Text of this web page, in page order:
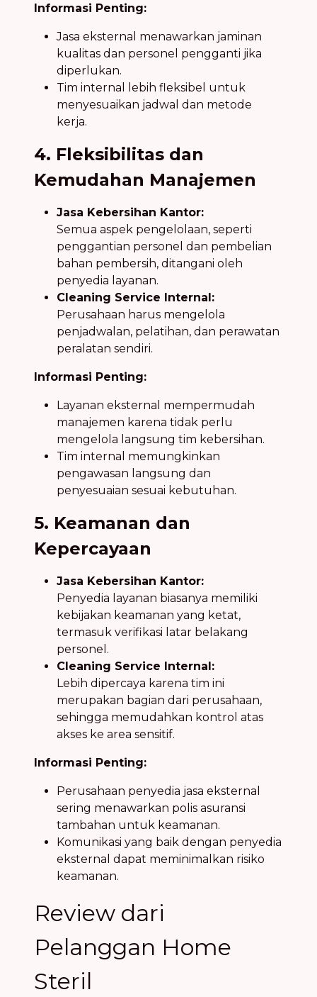
Informasi Penting:
Jasa eksternal menawarkan jaminan
kualitas dan personel pengganti jika
diperlukan.
Tim internal lebih fleksibel untuk
menyesuaikan jadwal dan metode
kerja.
4. Fleksibilitas dan
Kemudahan Manajemen
Jasa Kebersihan Kantor:
Semua aspek pengelolaan, seperti
penggantian personel dan pembelian
bahan pembersih, ditangani oleh
penyedia layanan.
Cleaning Service Internal:
Perusahaan harus mengelola
penjadwalan, pelatihan, dan perawatan
peralatan sendiri.
Informasi Penting:
Layanan eksternal mempermudah
manajemen karena tidak perlu
mengelola langsung tim kebersihan.
Tim internal memungkinkan
pengawasan langsung dan
penyesuaian sesuai kebutuhan.
5. Keamanan dan
Kepercayaan
Jasa Kebersihan Kantor:
Penyedia layanan biasanya memiliki
kebijakan keamanan yang ketat,
termasuk verifikasi latar belakang
personel.
Cleaning Service Internal:
Lebih dipercaya karena tim ini
merupakan bagian dari perusahaan,
sehingga memudahkan kontrol atas
akses ke area sensitif.
Informasi Penting:
Perusahaan penyedia jasa eksternal
sering menawarkan polis asuransi
tambahan untuk keamanan.
Komunikasi yang baik dengan penyedia
eksternal dapat meminimalkan risiko
keamanan.
Review dari
Pelanggan Home
Steril